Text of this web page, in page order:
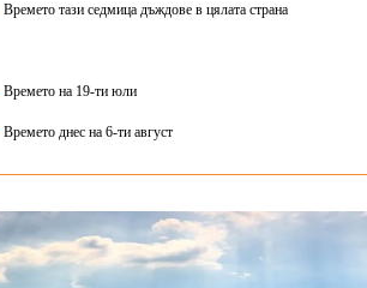
Времето тази седмица дъждове в цялата страна
Времето на 19-ти юли
Времето днес на 6-ти август